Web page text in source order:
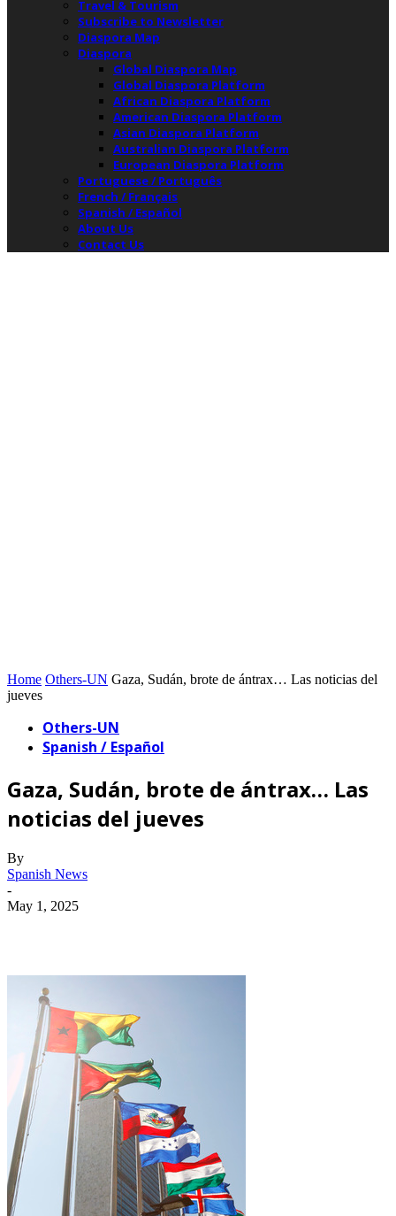
Travel & Tourism
Subscribe to Newsletter
Diaspora Map
Diaspora
Global Diaspora Map
Global Diaspora Platform
African Diaspora Platform
American Diaspora Platform
Asian Diaspora Platform
Australian Diaspora Platform
European Diaspora Platform
Portuguese / Português
French / Français
Spanish / Español
About Us
Contact Us
Home Others-UN Gaza, Sudán, brote de ántrax… Las noticias del
jueves
Others-UN
Spanish / Español
Gaza, Sudán, brote de ántrax… Las
noticias del jueves
By
Spanish News
-
May 1, 2025